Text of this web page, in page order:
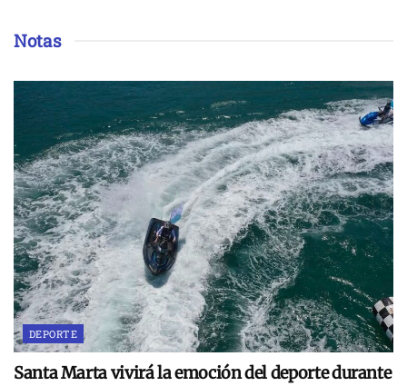
Notas
DEPORTE
Santa Marta vivirá la emoción del deporte durante